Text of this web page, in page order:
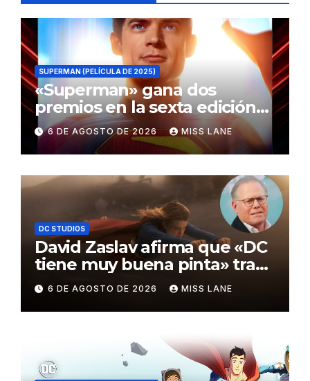
SUPERMAN (PELÍCULA DE 2025)
«Superman» gana dos
premios en la sexta edición
de los Critics Choice Super
Awards
6 DE AGOSTO DE 2026 MISS LANE
DC STUDIOS
David Zaslav afirma que «DC
tiene muy buena pinta» tras
el fracaso de «Supergirl»
6 DE AGOSTO DE 2026 MISS LANE